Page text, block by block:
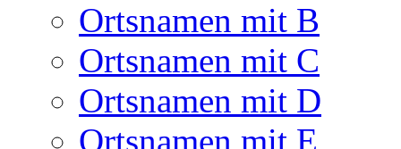
Ortsnamen mit B
Ortsnamen mit C
Ortsnamen mit D
Ortsnamen mit E